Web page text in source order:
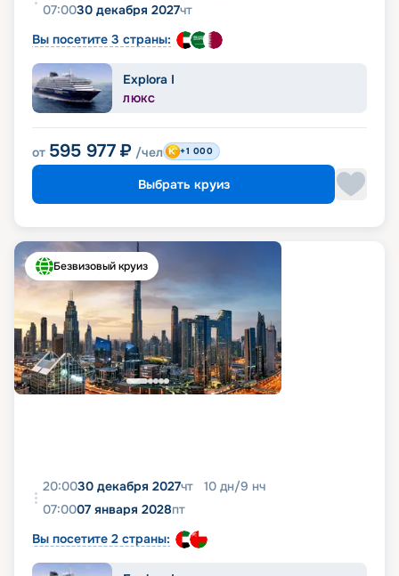
07:0030 декабря 2027чт
Вы посетите 3 страны:
Explora I
ЛЮКС
от 595 977 ₽ /чел +1 000
Выбрать круиз
Безвизовый круиз
20:0030 декабря 2027чт 10 дн/9 нч
07:0007 января 2028пт
Вы посетите 2 страны: